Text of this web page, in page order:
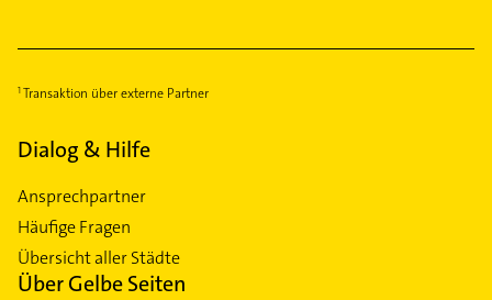
Transaktion über externe Partner
Dialog & Hilfe
Ansprechpartner
Häufige Fragen
Übersicht aller Städte
Über Gelbe Seiten